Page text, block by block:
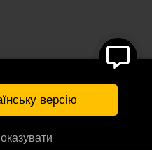
2026
версію